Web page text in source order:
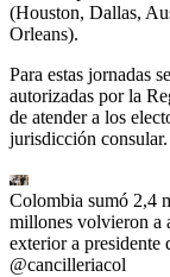
(Houston, Dallas,
Orleans).
Para estas jornadas
autorizadas por la
de atender a los
jurisdicción consular.
Colombia sumó 2,4
millones volvieron a
exterior a
@cancilleriacol